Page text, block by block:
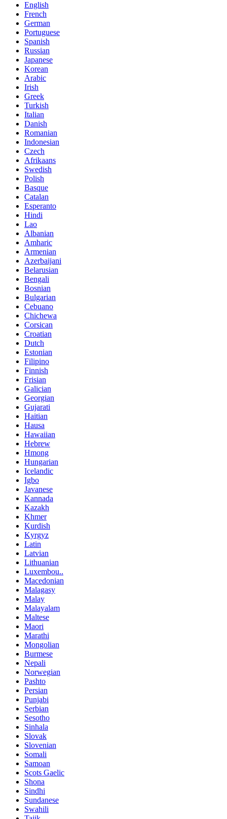
English
French
German
Portuguese
Spanish
Russian
Japanese
Korean
Arabic
Irish
Greek
Turkish
Italian
Danish
Romanian
Indonesian
Czech
Afrikaans
Swedish
Polish
Basque
Catalan
Esperanto
Hindi
Lao
Albanian
Amharic
Armenian
Azerbaijani
Belarusian
Bengali
Bosnian
Bulgarian
Cebuano
Chichewa
Corsican
Croatian
Dutch
Estonian
Filipino
Finnish
Frisian
Galician
Georgian
Gujarati
Haitian
Hausa
Hawaiian
Hebrew
Hmong
Hungarian
Icelandic
Igbo
Javanese
Kannada
Kazakh
Khmer
Kurdish
Kyrgyz
Latin
Latvian
Lithuanian
Luxembou..
Macedonian
Malagasy
Malay
Malayalam
Maltese
Maori
Marathi
Mongolian
Burmese
Nepali
Norwegian
Pashto
Persian
Punjabi
Serbian
Sesotho
Sinhala
Slovak
Slovenian
Somali
Samoan
Scots Gaelic
Shona
Sindhi
Sundanese
Swahili